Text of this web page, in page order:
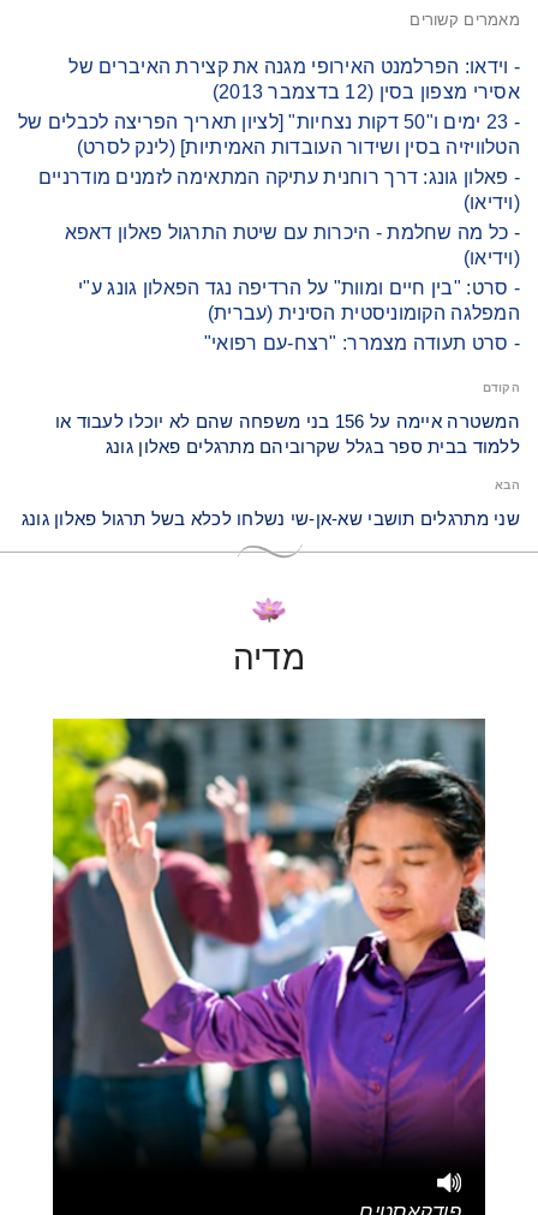
מאמרים קשורים
- וידאו: הפרלמנט האירופי מגנה את קצירת האיברים של
אסירי מצפון בסין (12 בדצמבר 2013)
- 23 ימים ו"50 דקות נצחיות" [לציון תאריך הפריצה לכבלים של
הטלוויזיה בסין ושידור העובדות האמיתיות] (לינק לסרט)
- פאלון גונג: דרך רוחנית עתיקה המתאימה לזמנים מודרניים
(וידיאו)
- כל מה שחלמת - היכרות עם שיטת התרגול פאלון דאפא
(וידיאו)
- סרט: "בין חיים ומוות" על הרדיפה נגד הפאלון גונג ע"י
המפלגה הקומוניסטית הסינית (עברית)
- סרט תעודה מצמרר: "רצח-עם רפואי"
הקודם
המשטרה איימה על 156 בני משפחה שהם לא יוכלו לעבוד או
ללמוד בבית ספר בגלל שקרוביהם מתרגלים פאלון גונג
הבא
שני מתרגלים תושבי שא-אן-שי נשלחו לכלא בשל תרגול פאלון גונג
מדיה